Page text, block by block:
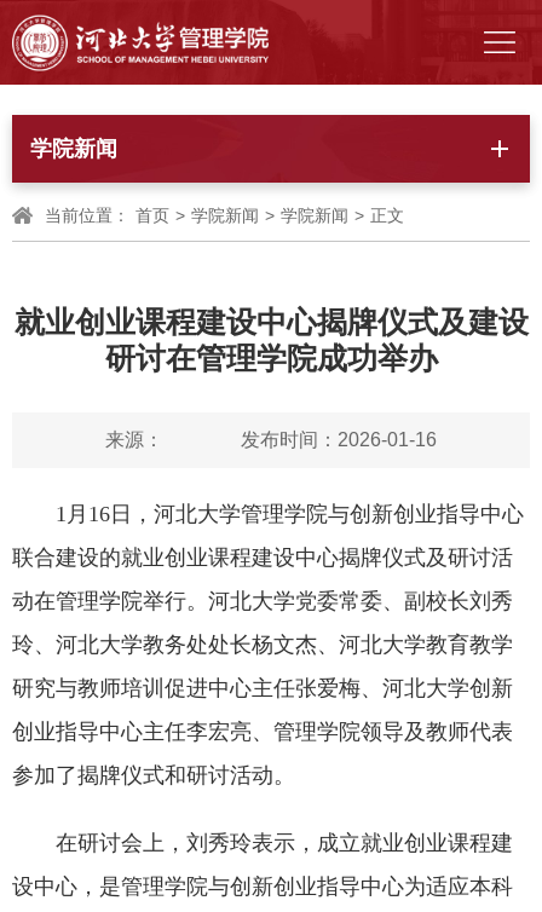
学院新闻
当前位置： 首页 > 学院新闻 > 学院新闻 > 正文
就业创业课程建设中心揭牌仪式及建设
研讨在管理学院成功举办
来源： 发布时间：2026-01-16
1月16日，河北大学管理学院与创新创业指导中心
联合建设的就业创业课程建设中心揭牌仪式及研讨活
动在管理学院举行。河北大学党委常委、副校长刘秀
玲、河北大学教务处处长杨文杰、河北大学教育教学
研究与教师培训促进中心主任张爱梅、河北大学创新
创业指导中心主任李宏亮、管理学院领导及教师代表
参加了揭牌仪式和研讨活动。
在研讨会上，刘秀玲表示，成立就业创业课程建
设中心，是管理学院与创新创业指导中心为适应本科